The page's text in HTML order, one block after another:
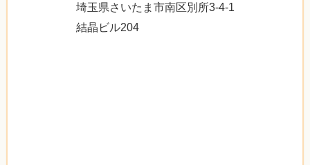
埼玉県さいたま市南区別所3-4-1
結晶ビル204